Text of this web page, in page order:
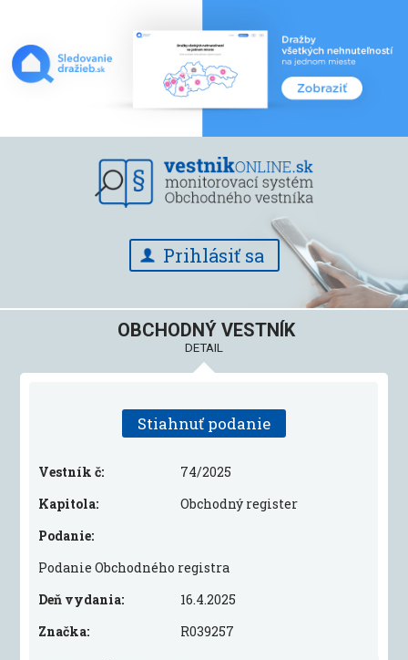
Prihlásiť sa
OBCHODNÝ VESTNÍK
DETAIL
Stiahnuť podanie
Vestník č:
74/2025
Kapitola:
Obchodný register
Podanie:
Podanie Obchodného registra
Deň vydania:
16.4.2025
Značka:
R039257